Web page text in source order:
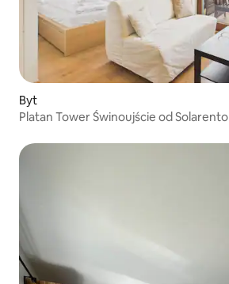
Byt
Platan Tower Świnoujście od Solarento